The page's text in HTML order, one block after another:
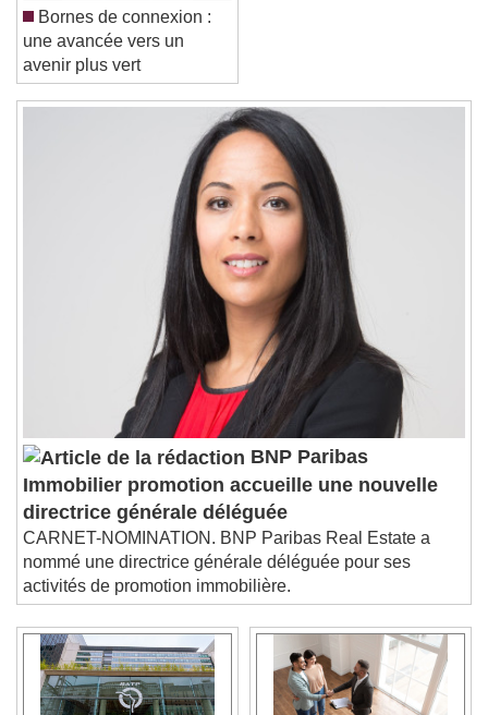
Close Modal Dialog
End of dialog window.
Bornes de connexion :
une avancée vers un
avenir plus vert
BNP Paribas
Immobilier promotion accueille une nouvelle
directrice générale déléguée
CARNET-NOMINATION. BNP Paribas Real Estate a
nommé une directrice générale déléguée pour ses
activités de promotion immobilière.